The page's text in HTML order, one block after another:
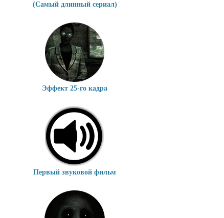
(Самый длинный сериал)
Эффект 25-го кадра
Первый звуковой фильм